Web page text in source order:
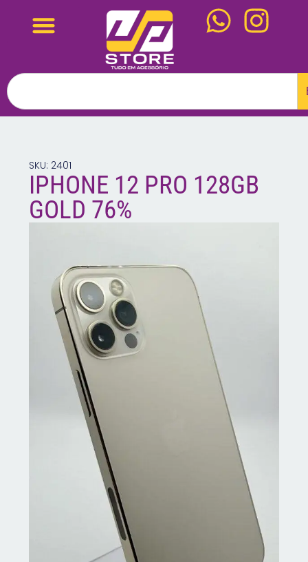
SKU: 2401
IPHONE 12 PRO 128GB
GOLD 76%